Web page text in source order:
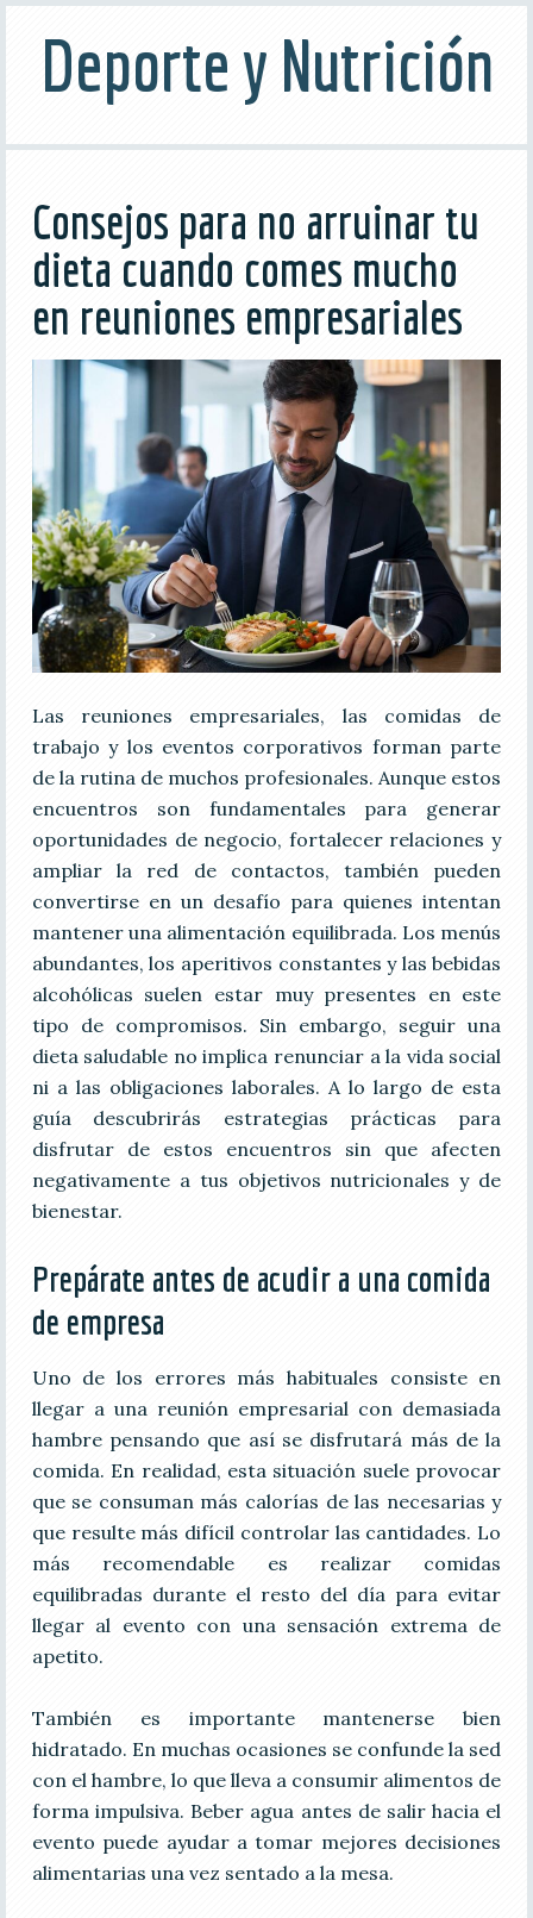
Deporte y Nutrición
Consejos para no arruinar tu
dieta cuando comes mucho
en reuniones empresariales
Las reuniones empresariales, las comidas de
trabajo y los eventos corporativos forman parte
de la rutina de muchos profesionales. Aunque estos
encuentros son fundamentales para generar
oportunidades de negocio, fortalecer relaciones y
ampliar la red de contactos, también pueden
convertirse en un desafío para quienes intentan
mantener una alimentación equilibrada. Los menús
abundantes, los aperitivos constantes y las bebidas
alcohólicas suelen estar muy presentes en este
tipo de compromisos. Sin embargo, seguir una
dieta saludable no implica renunciar a la vida social
ni a las obligaciones laborales. A lo largo de esta
guía descubrirás estrategias prácticas para
disfrutar de estos encuentros sin que afecten
negativamente a tus objetivos nutricionales y de
bienestar.
Prepárate antes de acudir a una comida
de empresa
Uno de los errores más habituales consiste en
llegar a una reunión empresarial con demasiada
hambre pensando que así se disfrutará más de la
comida. En realidad, esta situación suele provocar
que se consuman más calorías de las necesarias y
que resulte más difícil controlar las cantidades. Lo
más recomendable es realizar comidas
equilibradas durante el resto del día para evitar
llegar al evento con una sensación extrema de
apetito.
También es importante mantenerse bien
hidratado. En muchas ocasiones se confunde la sed
con el hambre, lo que lleva a consumir alimentos de
forma impulsiva. Beber agua antes de salir hacia el
evento puede ayudar a tomar mejores decisiones
alimentarias una vez sentado a la mesa.